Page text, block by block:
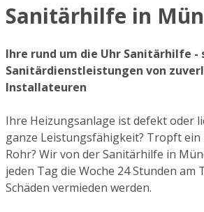
Sanitärhilfe in
Ihre rund um die Uhr Sanitärhilfe -
Sanitärdienstleistungen von
Installateuren
Ihre Heizungsanlage ist defekt oder
ganze Leistungsfähigkeit? Tropft ein
Rohr? Wir von der Sanitärhilfe in
jeden Tag die Woche 24 Stunden am
Schäden vermieden werden.